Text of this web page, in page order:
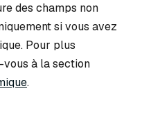
des champs non
si vous avez
Pour plus
à la section
.